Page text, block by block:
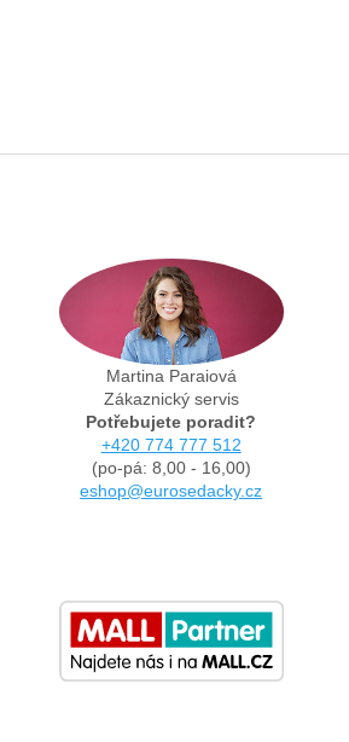
Martina Paraiová
Zákaznický servis
Potřebujete poradit?
+420 774 777 512
(po-pá: 8,00 - 16,00)
eshop@eurosedacky.cz